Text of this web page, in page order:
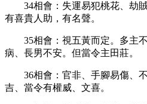
34相會：失運易犯桃花、劫
有喜貴人助，有名聲。
35相會：視五黃而定。多主
病、長男不安。但當令主田莊。
36相會：官非、手腳易傷、
吉、當令有權威、文喜。